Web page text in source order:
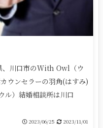
、川口市のWith Owl（ウ
ウンセラーの羽角(はすみ)
）結婚相談所は川口
2023/06/25 2023/11/01